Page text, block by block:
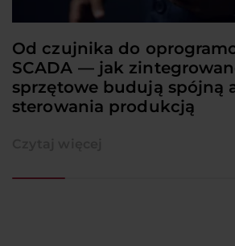
Od czujnika do
SCADA — jak
sprzętowe budują spójną
sterowania produkcją